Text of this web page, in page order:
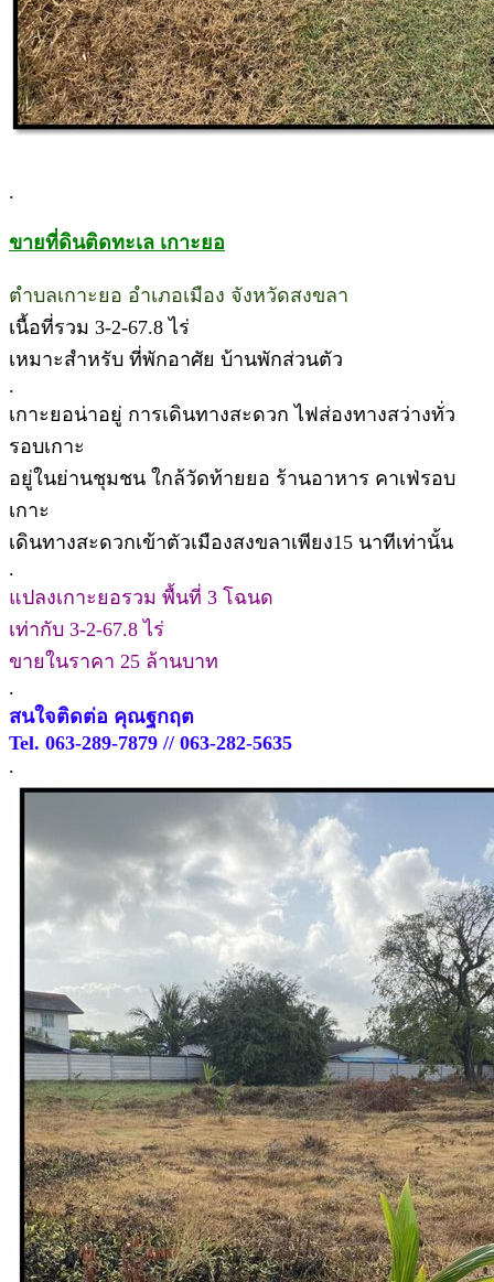
.
ขายที่ดินติดทะเล เกาะยอ
ตำบลเกาะยอ อำเภอเมือง จังหวัดสงขลา
เนื้อที่รวม 3-2-67.8 ไร่
เหมาะสำหรับ ที่พักอาศัย บ้านพักส่วนตัว
.
เกาะยอน่าอยู่ การเดินทางสะดวก ไฟส่องทางสว่างทั่ว
รอบเกาะ
อยู่ในย่านชุมชน ใกล้วัดท้ายยอ ร้านอาหาร คาเฟ่รอบ
เกาะ
เดินทางสะดวกเข้าตัวเมืองสงขลาเพียง15 นาทีเท่านั้น
.
แปลงเกาะยอรวม พื้นที่ 3 โฉนด
เท่ากับ 3-2-67.8 ไร่
ขายในราคา 25 ล้านบาท
.
สนใจติดต่อ คุณฐกฤต
Tel. 063-289-7879 // 063-282-5635
.